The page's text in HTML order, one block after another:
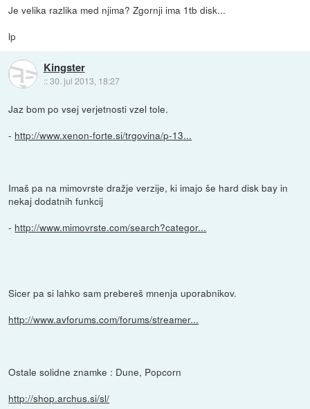
Je velika razlika med njima? Zgornji ima 1tb disk...
lp
Kingster
::30. jul 2013, 18:27
Jaz bom po vsej verjetnosti vzel tole.
- http://www.xenon-forte.si/trgovina/p-13...
Imaš pa na mimovrste dražje verzije, ki imajo še hard disk bay in
nekaj dodatnih funkcij
- http://www.mimovrste.com/search?categor...
Sicer pa si lahko sam prebereš mnenja uporabnikov.
http://www.avforums.com/forums/streamer...
Ostale solidne znamke : Dune, Popcorn
http://shop.archus.si/sl/